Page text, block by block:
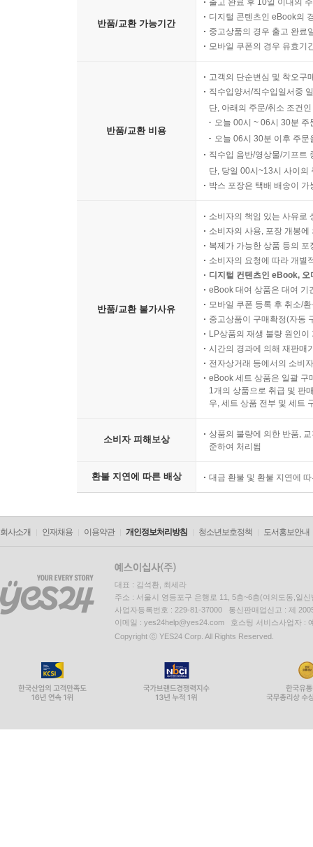
반품/교환 가능기간
출고 완료 후 10일 이내의
디지털 콘텐츠인 eBook의
중고상품의 경우 출고 완료
모바일 쿠폰의 경우 유효기
반품/교환 비용
고객의 단순변심 및 착오구
직수입양서/직수입일서중
단, 아래의 주문/취소 조건
오늘 00시 ~ 06시 30분
오늘 06시 30분 이후 주
직수입 음반/영상물/기프트
단, 당일 00시~13시 사이의
박스 포장은 택배 배송이
반품/교환 불가사유
소비자의 책임 있는 사유로
소비자의 사용, 포장 개봉
복제가 가능한 상품 등의
소비자의 요청에 따라 개별
디지털 컨텐츠인 eBook,
eBook 대여 상품은 대여 기
모바일 쿠폰 등록 후 취소/
중고상품이 구매확정(자동
LP상품의 재생 불량 원인
시간의 경과에 의해 재판매
전자상거래 등에서의 소비
eBook 세트 상품은 일괄 구
1개의 상품으로 취급 및 판
우, 세트 상품 전부 및 세트
소비자 피해보상
상품의 불량에 의한 반품,
준하여 처리됨
환불 지연에 따른 배상 대금 환불 및 환불 지연에
회사소개 인재채용 이용약관 개인정보처리방침 청소년보호정책 도서홍보안내
대표 : 김석환, 최세라
주소 : 서울시 영등포구 은행로 11, 5층~6층(여의도동,일신
사업자등록번호 : 229-81-37000 통신판매업신고 : 제
이메일 : yes24help@yes24.com 호스팅 서비스사업자 :
Copyright ⓒ YES24 Corp. All Rights Reserved.